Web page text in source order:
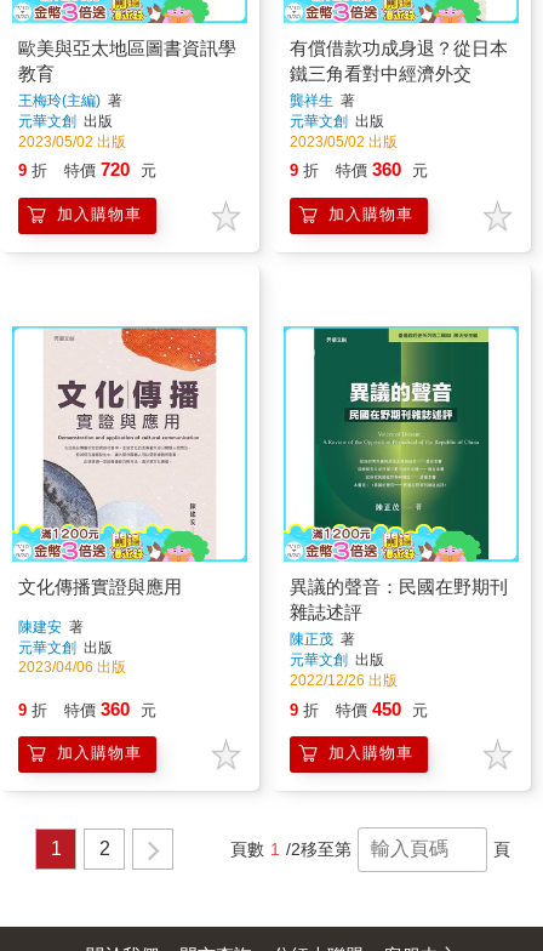
歐美與亞太地區圖書資訊學
教育
王梅玲(主編) 著
元華文創 出版
2023/05/02 出版
9 折 特價 720 元
加入購物車
有償借款功成身退？從日本
鐵三角看對中經濟外交
龔祥生 著
元華文創 出版
2023/05/02 出版
9 折 特價 360 元
加入購物車
文化傳播實證與應用
陳建安 著
元華文創 出版
2023/04/06 出版
9 折 特價 360 元
加入購物車
異議的聲音：民國在野期刊
雜誌述評
陳正茂 著
元華文創 出版
2022/12/26 出版
9 折 特價 450 元
加入購物車
1 2 頁數 1 /2移至第 頁